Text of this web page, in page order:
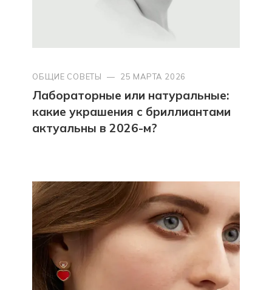
ОБЩИЕ СОВЕТЫ — 25 МАРТА 2026
Лабораторные или натуральные:
какие украшения с бриллиантами
актуальны в 2026-м?